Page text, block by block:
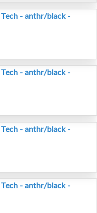
Tech - anthr/black -
Tech - anthr/black -
Tech - anthr/black -
Tech - anthr/black -